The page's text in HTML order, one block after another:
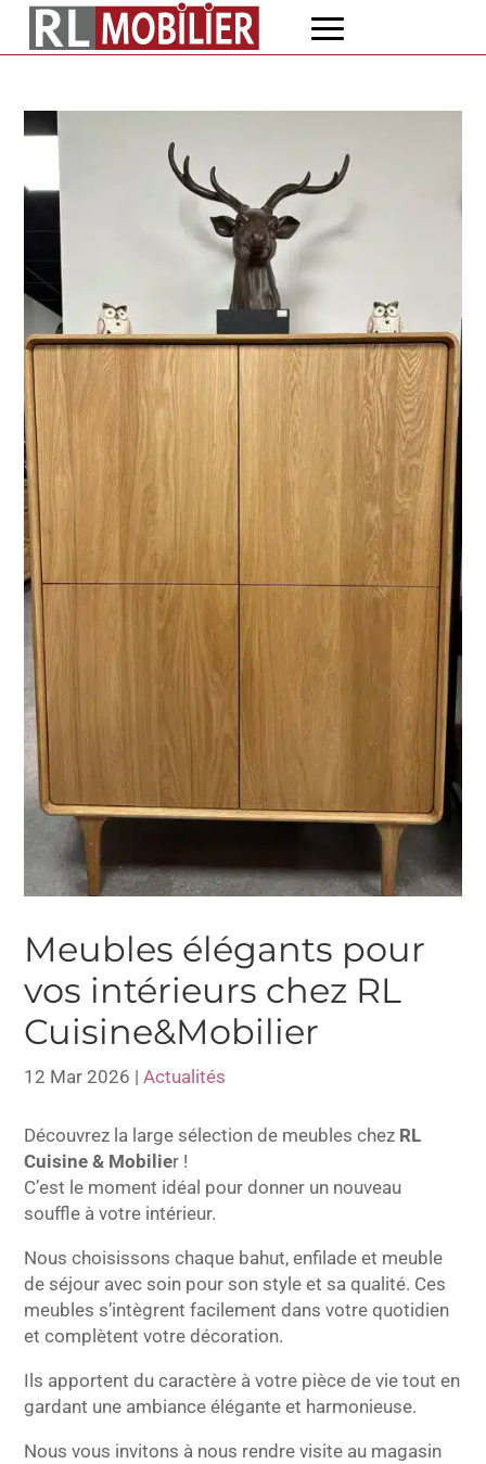
Meubles élégants pour
vos intérieurs chez RL
Cuisine&Mobilier
12 Mar 2026 |Actualités
Découvrez la large sélection de meubles chez RL
Cuisine & Mobilier !
C’est le moment idéal pour donner un nouveau
souffle à votre intérieur.
Nous choisissons chaque bahut, enfilade et meuble
de séjour avec soin pour son style et sa qualité. Ces
meubles s’intègrent facilement dans votre quotidien
et complètent votre décoration.
Ils apportent du caractère à votre pièce de vie tout en
gardant une ambiance élégante et harmonieuse.
Nous vous invitons à nous rendre visite au magasin